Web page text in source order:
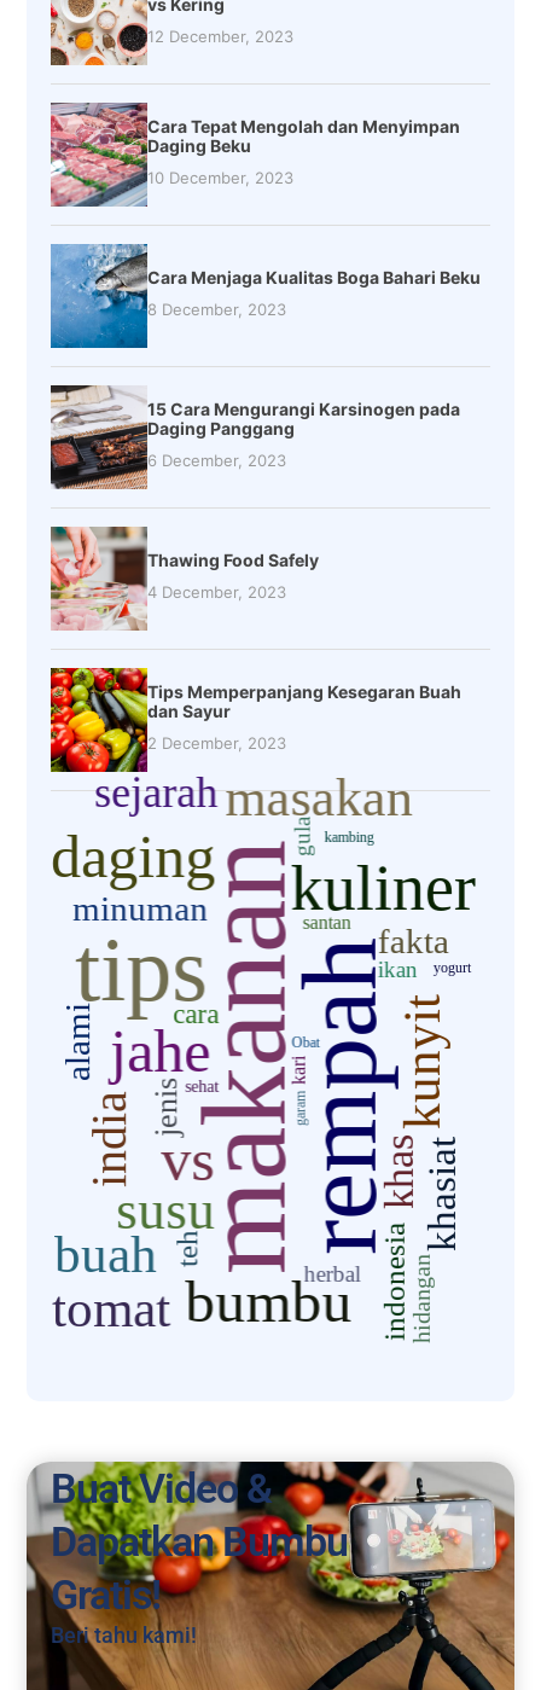
vs Kering
12 December, 2023
Cara Tepat Mengolah dan Menyimpan
Daging Beku
10 December, 2023
Cara Menjaga Kualitas Boga Bahari Beku
8 December, 2023
15 Cara Mengurangi Karsinogen pada
Daging Panggang
6 December, 2023
Thawing Food Safely
4 December, 2023
Tips Memperpanjang Kesegaran Buah
dan Sayur
2 December, 2023
Buat Video &
Dapatkan Bumbu
Gratis!
Beri tahu kami!